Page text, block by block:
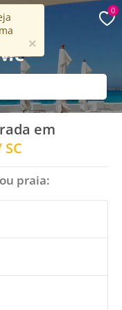
anos
0
×
em
praia: